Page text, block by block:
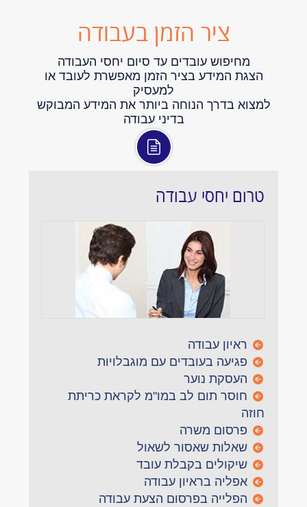
ציר הזמן בעבודה
מחיפוש עובדים עד סיום יחסי העבודה
הצגת המידע בציר הזמן מאפשרת לעובד או
למעסיק
למצוא בדרך הנוחה ביותר את המידע המבוקש
בדיני עבודה
טרום יחסי עבודה
ראיון עבודה
פגיעה בעובדים עם מוגבלויות
העסקת נוער
חוסר תום לב במו"מ לקראת כריתת
חוזה
פרסום משרה
שאלות שאסור לשאול
שיקולים בקבלת עובד
אפליה בראיון עבודה
הפלייה בפרסום הצעת עבודה